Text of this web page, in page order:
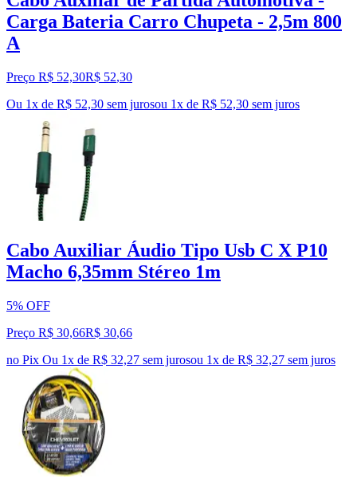
Carga Bateria Carro Chupeta - 2,5m 800
A
Preço R$ 52,30R$ 52,30
Ou 1x de R$ 52,30 sem jurosou 1x de R$ 52,30 sem juros
Cabo Auxiliar Áudio Tipo Usb C X P10
Macho 6,35mm Stéreo 1m
5% OFF
Preço R$ 30,66R$ 30,66
no Pix Ou 1x de R$ 32,27 sem jurosou 1x de R$ 32,27 sem juros